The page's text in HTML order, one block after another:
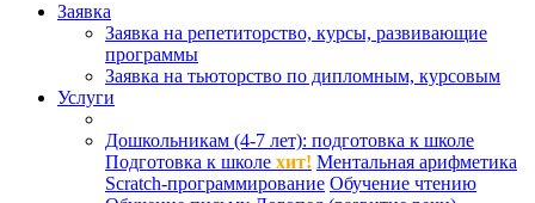
Заявка
Заявка на репетиторство, курсы, развивающие
программы
Заявка на тьюторство по дипломным, курсовым
Услуги
Дошкольникам (4-7 лет): подготовка к школе
Подготовка к школе хит! Ментальная арифметика
Scratch-программирование Обучение чтению